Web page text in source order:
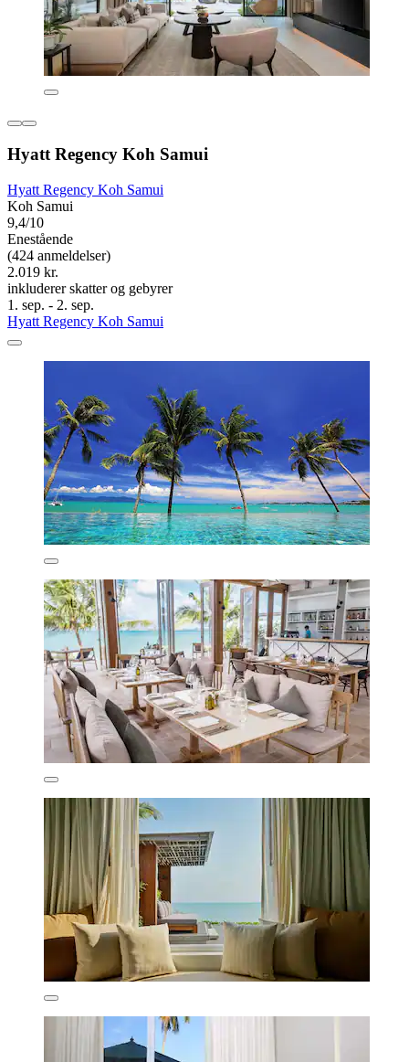
Hyatt Regency Koh Samui
Hyatt Regency Koh Samui
Koh Samui
9,4/10
Enestående
(424 anmeldelser)
2.019 kr.
inkluderer skatter og gebyrer
1. sep. - 2. sep.
Hyatt Regency Koh Samui